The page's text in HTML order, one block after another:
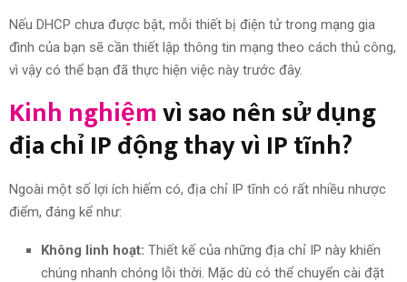
Nếu DHCP chưa được bật, mỗi thiết bị điện tử trong mạng gia
đình của bạn sẽ cần thiết lập thông tin mạng theo cách thủ công,
vì vậy có thể bạn đã thực hiện việc này trước đây.
Kinh nghiệmvì sao nên sử dụng
địa chỉ IP động thay vì IP tĩnh?
Ngoài một số lợi ích hiếm có, địa chỉ IP tĩnh có rất nhiều nhược
điểm, đáng kể như:
Không linh hoạt: Thiết kế của những địa chỉ IP này khiến
chúng nhanh chóng lỗi thời. Mặc dù có thể chuyển cài đặt